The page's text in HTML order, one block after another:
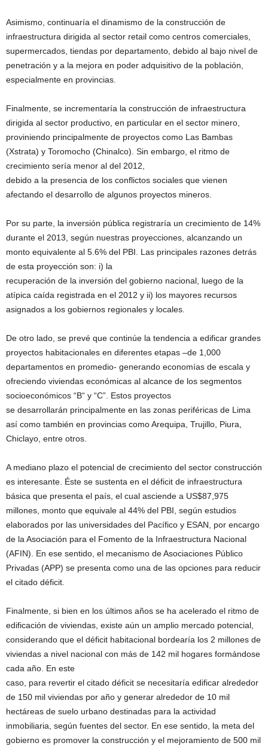
Asimismo, continuaría el dinamismo de la construcción de
infraestructura dirigida al sector retail como centros comerciales,
supermercados, tiendas por departamento, debido al bajo nivel de
penetración y a la mejora en poder adquisitivo de la población,
especialmente en provincias.
Finalmente, se incrementaría la construcción de infraestructura
dirigida al sector productivo, en particular en el sector minero,
proviniendo principalmente de proyectos como Las Bambas
(Xstrata) y Toromocho (Chinalco). Sin embargo, el ritmo de
crecimiento sería menor al del 2012,
debido a la presencia de los conflictos sociales que vienen
afectando el desarrollo de algunos proyectos mineros.
Por su parte, la inversión pública registraría un crecimiento de 14%
durante el 2013, según nuestras proyecciones, alcanzando un
monto equivalente al 5.6% del PBI. Las principales razones detrás
de esta proyección son: i) la
recuperación de la inversión del gobierno nacional, luego de la
atípica caída registrada en el 2012 y ii) los mayores recursos
asignados a los gobiernos regionales y locales.
De otro lado, se prevé que continúe la tendencia a edificar grandes
proyectos habitacionales en diferentes etapas –de 1,000
departamentos en promedio- generando economías de escala y
ofreciendo viviendas económicas al alcance de los segmentos
socioeconómicos “B“ y “C”. Estos proyectos
se desarrollarán principalmente en las zonas periféricas de Lima
así como también en provincias como Arequipa, Trujillo, Piura,
Chiclayo, entre otros.
A mediano plazo el potencial de crecimiento del sector construcción
es interesante. Éste se sustenta en el déficit de infraestructura
básica que presenta el país, el cual asciende a US$87,975
millones, monto que equivale al 44% del PBI, según estudios
elaborados por las universidades del Pacífico y ESAN, por encargo
de la Asociación para el Fomento de la Infraestructura Nacional
(AFIN). En ese sentido, el mecanismo de Asociaciones Público
Privadas (APP) se presenta como una de las opciones para reducir
el citado déficit.
Finalmente, si bien en los últimos años se ha acelerado el ritmo de
edificación de viviendas, existe aún un amplio mercado potencial,
considerando que el déficit habitacional bordearía los 2 millones de
viviendas a nivel nacional con más de 142 mil hogares formándose
cada año. En este
caso, para revertir el citado déficit se necesitaría edificar alrededor
de 150 mil viviendas por año y generar alrededor de 10 mil
hectáreas de suelo urbano destinadas para la actividad
inmobiliaria, según fuentes del sector. En ese sentido, la meta del
gobierno es promover la construcción y el mejoramiento de 500 mil